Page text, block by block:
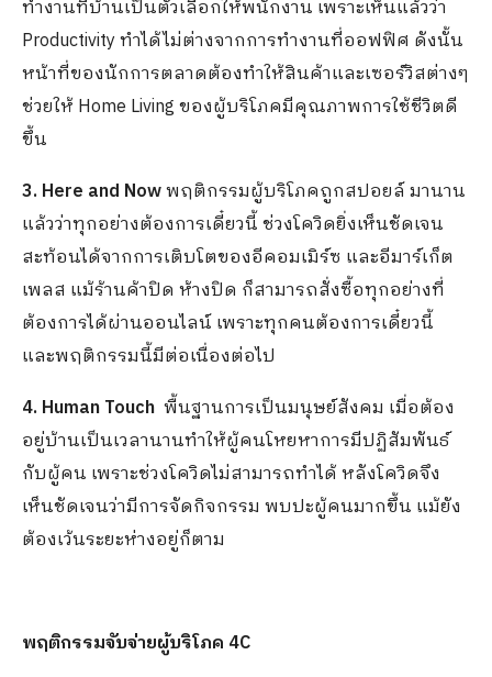
ทำงานที่บ้านเป็นตัวเลือกให้พนักงาน เพราะเห็นแล้วว่า
Productivity ทำได้ไม่ต่างจากการทำงานที่ออฟฟิศ ดังนั้น
หน้าที่ของนักการตลาดต้องทำให้สินค้าและเซอร์วิสต่างๆ
ช่วยให้ Home Living ของผู้บริโภคมีคุณภาพการใช้ชีวิตดี
ขึ้น
3. Here and Nowพฤติกรรมผู้บริโภคถูกสปอยล์ มานาน
แล้วว่าทุกอย่างต้องการเดี๋ยวนี้ ช่วงโควิดยิ่งเห็นชัดเจน
สะท้อนได้จากการเติบโตของอีคอมเมิร์ซ และอีมาร์เก็ต
เพลส แม้ร้านค้าปิด ห้างปิด ก็สามารถสั่งซื้อทุกอย่างที่
ต้องการได้ผ่านออนไลน์ เพราะทุกคนต้องการเดี๋ยวนี้
และพฤติกรรมนี้มีต่อเนื่องต่อไป
4. Human Touch พื้นฐานการเป็นมนุษย์สังคม เมื่อต้อง
อยู่บ้านเป็นเวลานานทำให้ผู้คนโหยหาการมีปฏิสัมพันธ์
กับผู้คน เพราะช่วงโควิดไม่สามารถทำได้ หลังโควิดจึง
เห็นชัดเจนว่ามีการจัดกิจกรรม พบปะผู้คนมากขึ้น แม้ยัง
ต้องเว้นระยะห่างอยู่ก็ตาม
พฤติกรรมจับจ่ายผู้บริโภค 4C